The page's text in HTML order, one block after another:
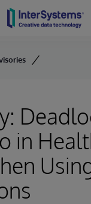
in